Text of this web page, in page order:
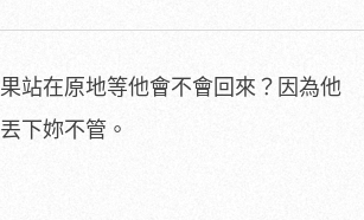
站在原地等他會不會回來？因為他
下妳不管。